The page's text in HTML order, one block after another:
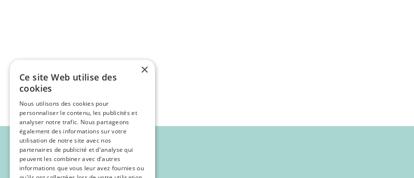
×
Ce site Web utilise des
cookies
Nous utilisons des cookies pour
personnaliser le contenu, les publicités et
analyser notre trafic. Nous partageons
également des informations sur votre
utilisation de notre site avec nos
partenaires de publicité et d'analyse qui
peuvent les combiner avec d'autres
informations que vous leur avez fournies ou